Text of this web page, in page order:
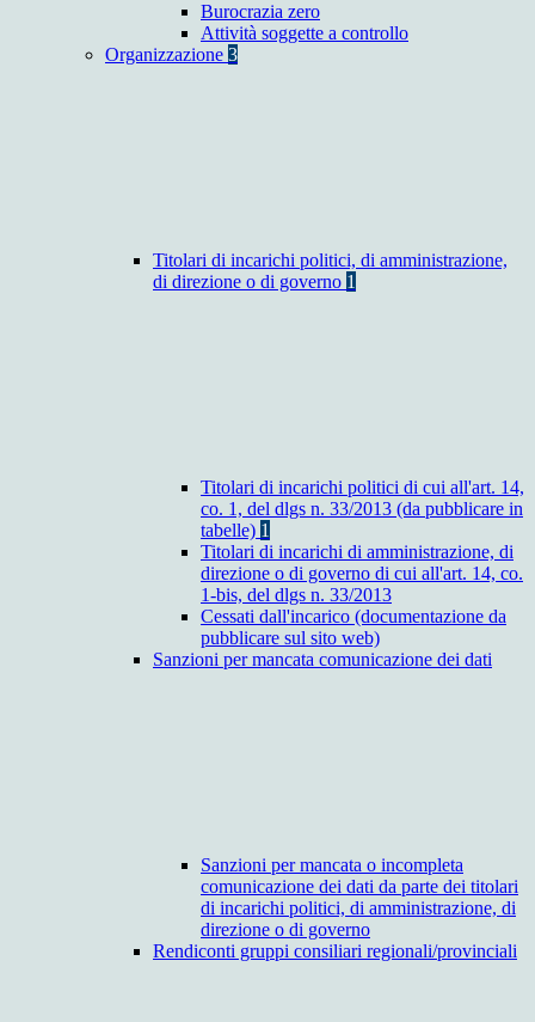
Burocrazia zero
Attività soggette a controllo
Organizzazione 3
Titolari di incarichi politici, di amministrazione,
di direzione o di governo 1
Titolari di incarichi politici di cui all'art. 14,
co. 1, del dlgs n. 33/2013 (da pubblicare in
tabelle) 1
Titolari di incarichi di amministrazione, di
direzione o di governo di cui all'art. 14, co.
1-bis, del dlgs n. 33/2013
Cessati dall'incarico (documentazione da
pubblicare sul sito web)
Sanzioni per mancata comunicazione dei dati
Sanzioni per mancata o incompleta
comunicazione dei dati da parte dei titolari
di incarichi politici, di amministrazione, di
direzione o di governo
Rendiconti gruppi consiliari regionali/provinciali